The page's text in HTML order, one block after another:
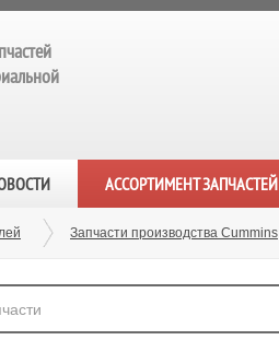
АССОРТИМЕНТ ЗАПЧАСТЕЙ
Запчасти производства Cummins